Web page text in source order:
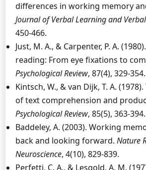
differences in working memory
Journal of Verbal Learning and
450-466.
Just, M. A., & Carpenter, P. A.
reading: From eye fixations to
Psychological Review, 87(4), 329-354.
Kintsch, W., & van Dijk, T. A.
of text comprehension and
Psychological Review, 85(5), 363-394.
Baddeley, A. (2003). Working
back and looking forward. Nature
Neuroscience, 4(10), 829-839.
Perfetti, C. A., & Lesgold, A. M.